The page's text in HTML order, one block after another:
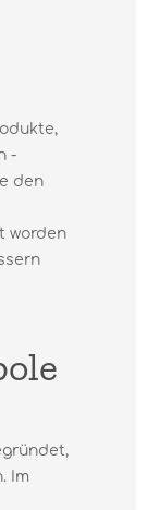
-
den
worden
Im